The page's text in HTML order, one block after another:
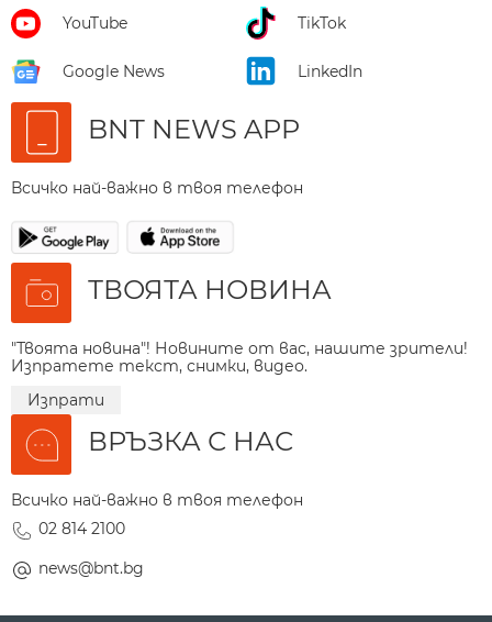
YouTube TikTok
Google News LinkedIn
BNT NEWS APP
Всичко най-важно в твоя телефон
ТВОЯТА НОВИНА
"Твоята новина"! Новините от вас, нашите зрители!
Изпратете текст, снимки, видео.
Изпрати
ВРЪЗКА С НАС
Всичко най-важно в твоя телефон
02 814 2100
news@bnt.bg